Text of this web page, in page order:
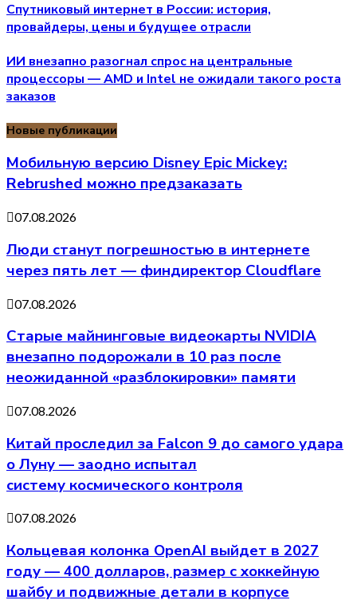
Спутниковый интернет в России: история,
провайдеры, цены и будущее отрасли
ИИ внезапно разогнал спрос на центральные
процессоры — AMD и Intel не ожидали такого роста
заказов
Новые публикации
Мобильную версию Disney Epic Mickey:
Rebrushed можно предзаказать
07.08.2026
Люди станут погрешностью в интернете
через пять лет — финдиректор Cloudflare
07.08.2026
Старые майнинговые видеокарты NVIDIA
внезапно подорожали в 10 раз после
неожиданной «разблокировки» памяти
07.08.2026
Китай проследил за Falcon 9 до самого удара
о Луну — заодно испытал
систему космического контроля
07.08.2026
Кольцевая колонка OpenAI выйдет в 2027
году — 400 долларов, размер с хоккейную
шайбу и подвижные детали в корпусе